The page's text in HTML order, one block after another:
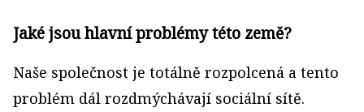
Jaké jsou hlavní problémy této země?
Naše společnost je totálně rozpolcená a tento
problém dál rozdmýchávají sociální sítě.